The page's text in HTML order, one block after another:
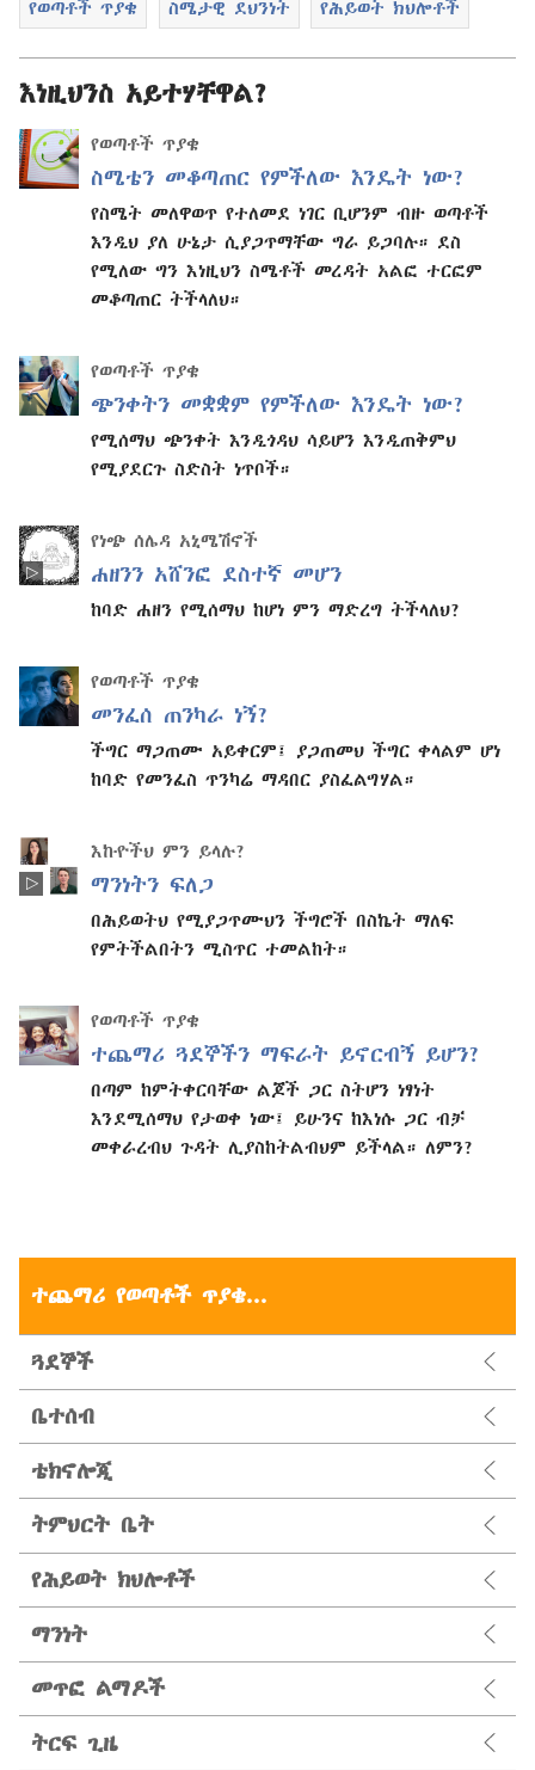
የወጣቶች ጥያቄ ስሜታዊ ደህንነት የሕይወት ክህሎቶች
እነዚህንስ አይተሃቸዋል?
የወጣቶች ጥያቄ
ስሜቴን መቆጣጠር የምችለው እንዴት ነው?
የስሜት መለዋወጥ የተለመደ ነገር ቢሆንም ብዙ ወጣቶች
እንዲህ ያለ ሁኔታ ሲያጋጥማቸው ግራ ይጋባሉ። ደስ
የሚለው ግን እነዚህን ስሜቶች መረዳት አልፎ ተርፎም
መቆጣጠር ትችላለህ።
የወጣቶች ጥያቄ
ጭንቀትን መቋቋም የምችለው እንዴት ነው?
የሚሰማህ ጭንቀት እንዲጎዳህ ሳይሆን እንዲጠቅምህ
የሚያደርጉ ስድስት ነጥቦች።
የነጭ ሰሌዳ አኒሜሽኖች
ሐዘንን አሸንፎ ደስተኛ መሆን
ከባድ ሐዘን የሚሰማህ ከሆነ ምን ማድረግ ትችላለህ?
የወጣቶች ጥያቄ
መንፈሰ ጠንካራ ነኝ?
ችግር ማጋጠሙ አይቀርም፤ ያጋጠመህ ችግር ቀላልም ሆነ
ከባድ የመንፈስ ጥንካሬ ማዳበር ያስፈልግሃል።
እኩዮችህ ምን ይላሉ?
ማንነትን ፍለጋ
በሕይወትህ የሚያጋጥሙህን ችግሮች በስኬት ማለፍ
የምትችልበትን ሚስጥር ተመልከት።
የወጣቶች ጥያቄ
ተጨማሪ ጓደኞችን ማፍራት ይኖርብኝ ይሆን?
በጣም ከምትቀርባቸው ልጆች ጋር ስትሆን ነፃነት
እንደሚሰማህ የታወቀ ነው፤ ይሁንና ከእነሱ ጋር ብቻ
መቀራረብህ ጉዳት ሊያስከትልብህም ይችላል። ለምን?
ተጨማሪ የወጣቶች ጥያቄ...
ጓደኞች
ቤተሰብ
ቴክኖሎጂ
ትምህርት ቤት
የሕይወት ክህሎቶች
ማንነት
መጥፎ ልማዶች
ትርፍ ጊዜ